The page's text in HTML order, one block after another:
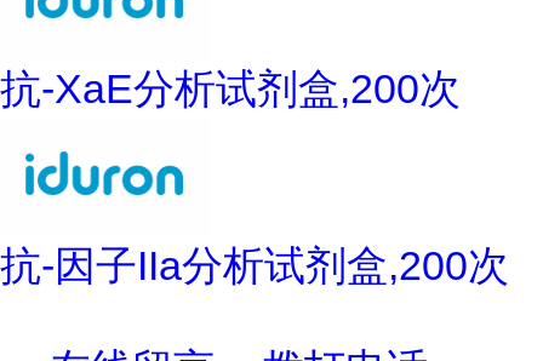
抗-XaE分析试剂盒,200次
抗-因子IIa分析试剂盒,200次